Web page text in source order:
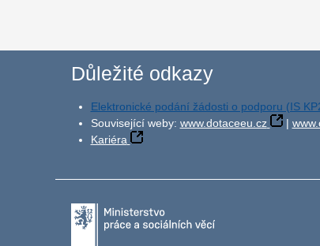
Důležité odkazy
Elektronické podání žádosti o podporu (IS
Související weby: www.dotaceeu.cz |
Kariéra